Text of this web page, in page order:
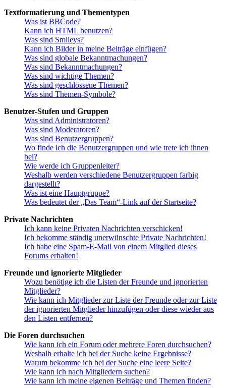
Textformatierung und Thementypen
Was ist BBCode?
Kann ich HTML benutzen?
Was sind Smileys?
Kann ich Bilder in meine Beiträge einfügen?
Was sind globale Bekanntmachungen?
Was sind Bekanntmachungen?
Was sind wichtige Themen?
Was sind geschlossene Themen?
Was sind Themen-Symbole?
Benutzer-Stufen und Gruppen
Was sind Administratoren?
Was sind Moderatoren?
Was sind Benutzergruppen?
Wo finde ich die Benutzergruppen und wie trete ich ihnen
bei?
Wie werde ich Gruppenleiter?
Weshalb werden verschiedene Benutzergruppen farbig
dargestellt?
Was ist eine Hauptgruppe?
Was bedeutet der „Das Team“-Link auf der Startseite?
Private Nachrichten
Ich kann keine Privaten Nachrichten verschicken!
Ich bekomme ständig unerwünschte Private Nachrichten!
Ich habe eine Spam-E-Mail von einem Mitglied dieses
Forums erhalten!
Freunde und ignorierte Mitglieder
Wozu benötige ich die Listen der Freunde und ignorierten
Mitglieder?
Wie kann ich Mitglieder zur Liste der Freunde oder zur Liste
der ignorierten Mitglieder hinzufügen oder diese wieder aus
den Listen entfernen?
Die Foren durchsuchen
Wie kann ich ein Forum oder mehrere Foren durchsuchen?
Weshalb erhalte ich bei der Suche keine Ergebnisse?
Warum bekomme ich bei der Suche eine leere Seite?
Wie kann ich nach Mitgliedern suchen?
Wie kann ich meine eigenen Beiträge und Themen finden?